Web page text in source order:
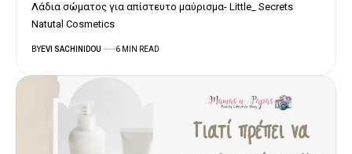
Λάδια σώματος για απίστευτο μαύρισμα- Little_ Secrets
Natutal Cosmetics
BYEVI SACHINIDOU 6 MIN READ